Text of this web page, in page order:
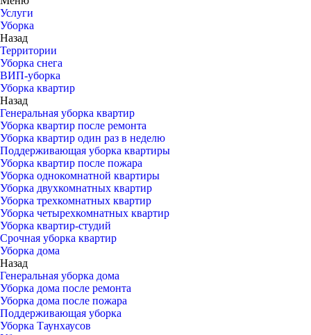
Услуги
Уборка
Назад
Территории
Уборка снега
ВИП-уборка
Уборка квартир
Назад
Генеральная уборка квартир
Уборка квартир после ремонта
Уборка квартир один раз в неделю
Поддерживающая уборка квартиры
Уборка квартир после пожара
Уборка однокомнатной квартиры
Уборка двухкомнатных квартир
Уборка трехкомнатных квартир
Уборка четырехкомнатных квартир
Уборка квартир-студий
Срочная уборка квартир
Уборка дома
Назад
Генеральная уборка дома
Уборка дома после ремонта
Уборка дома после пожара
Поддерживающая уборка
Уборка Таунхаусов